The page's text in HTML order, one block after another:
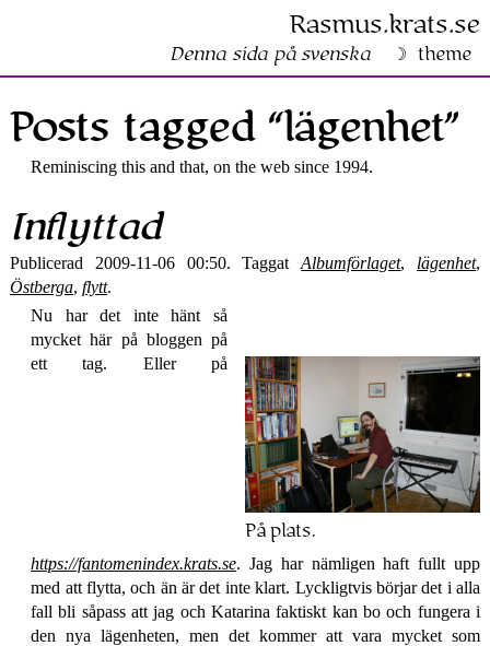
Rasmus​.krats​.se
Denna sida på svenska theme
Posts tagged “lägenhet”
Reminiscing this and that, on the web since 1994.
Inflyttad
Publicerad 2009-11-06 00:50. TaggatAlbumförlaget, lägenhet,
Östberga, flytt.
På plats.
Nu har det inte hänt så
mycket här på bloggen på
ett tag. Eller på
https://fantomenindex.krats.se. Jag har nämligen haft fullt upp
med att flytta, och än är det inte klart. Lyckligtvis börjar det i alla
fall bli såpass att jag och Katarina faktiskt kan bo och fungera i
den nya lägenheten, men det kommer att vara mycket som